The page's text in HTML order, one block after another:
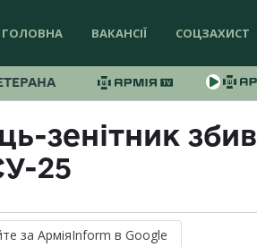
ГОЛОВНА ВАКАНСІЇ СОЦЗАХИСТ
зенітник збив
25
за АрміяInform в Google